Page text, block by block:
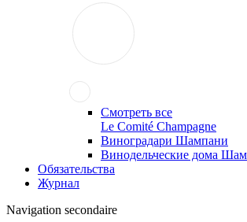
Смотреть все
Le Comité Champagne
Виноградари Шампани
Винодельческие дома
Обязательства
Журнал
Navigation secondaire